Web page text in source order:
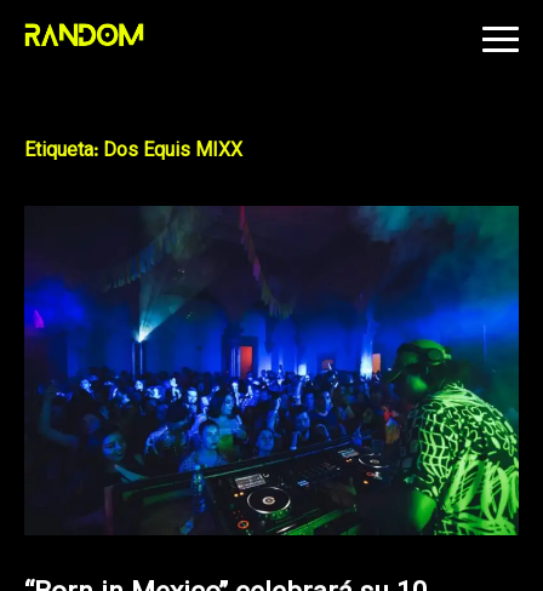
Skip
Etiqueta: Dos Equis MIXX